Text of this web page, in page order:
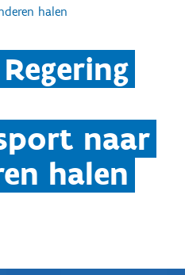
halen
naar
halen